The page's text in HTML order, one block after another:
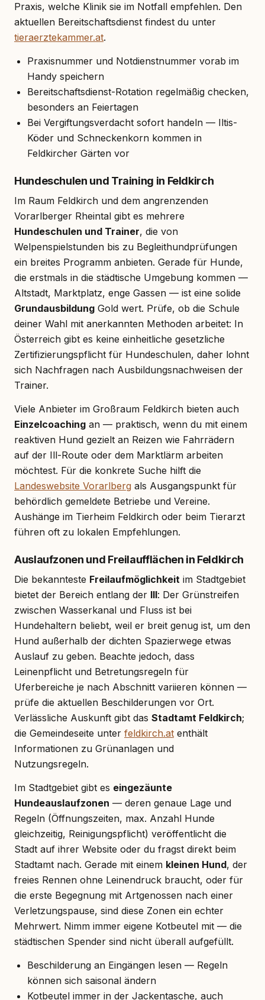
Praxis, welche Klinik sie im Notfall empfehlen. Den
aktuellen Bereitschaftsdienst findest du unter
tieraerztekammer.at.
Praxisnummer und Notdienstnummer vorab im
Handy speichern
Bereitschaftsdienst-Rotation regelmäßig checken,
besonders an Feiertagen
Bei Vergiftungsverdacht sofort handeln — Iltis-
Köder und Schneckenkorn kommen in
Feldkircher Gärten vor
Hundeschulen und Training in Feldkirch
Im Raum Feldkirch und dem angrenzenden
Vorarlberger Rheintal gibt es mehrere
Hundeschulen und Trainer, die von
Welpenspielstunden bis zu Begleithundprüfungen
ein breites Programm anbieten. Gerade für Hunde,
die erstmals in die städtische Umgebung kommen —
Altstadt, Marktplatz, enge Gassen — ist eine solide
Grundausbildung Gold wert. Prüfe, ob die Schule
deiner Wahl mit anerkannten Methoden arbeitet: In
Österreich gibt es keine einheitliche gesetzliche
Zertifizierungspflicht für Hundeschulen, daher lohnt
sich Nachfragen nach Ausbildungsnachweisen der
Trainer.
Viele Anbieter im Großraum Feldkirch bieten auch
Einzelcoaching an — praktisch, wenn du mit einem
reaktiven Hund gezielt an Reizen wie Fahrrädern
auf der Ill-Route oder dem Marktlärm arbeiten
möchtest. Für die konkrete Suche hilft die
Landeswebsite Vorarlberg als Ausgangspunkt für
behördlich gemeldete Betriebe und Vereine.
Aushänge im Tierheim Feldkirch oder beim Tierarzt
führen oft zu lokalen Empfehlungen.
Auslaufzonen und Freilaufflächen in Feldkirch
Die bekannteste Freilaufmöglichkeit im Stadtgebiet
bietet der Bereich entlang der Ill: Der Grünstreifen
zwischen Wasserkanal und Fluss ist bei
Hundehaltern beliebt, weil er breit genug ist, um den
Hund außerhalb der dichten Spazierwege etwas
Auslauf zu geben. Beachte jedoch, dass
Leinenpflicht und Betretungsregeln für
Uferbereiche je nach Abschnitt variieren können —
prüfe die aktuellen Beschilderungen vor Ort.
Verlässliche Auskunft gibt das Stadtamt Feldkirch;
die Gemeindeseite unter feldkirch.at enthält
Informationen zu Grünanlagen und
Nutzungsregeln.
Im Stadtgebiet gibt es eingezäunte
Hundeauslaufzonen — deren genaue Lage und
Regeln (Öffnungszeiten, max. Anzahl Hunde
gleichzeitig, Reinigungspflicht) veröffentlicht die
Stadt auf ihrer Website oder du fragst direkt beim
Stadtamt nach. Gerade mit einem kleinen Hund, der
freies Rennen ohne Leinendruck braucht, oder für
die erste Begegnung mit Artgenossen nach einer
Verletzungspause, sind diese Zonen ein echter
Mehrwert. Nimm immer eigene Kotbeutel mit — die
städtischen Spender sind nicht überall aufgefüllt.
Beschilderung an Eingängen lesen — Regeln
können sich saisonal ändern
Kotbeutel immer in der Jackentasche, auch